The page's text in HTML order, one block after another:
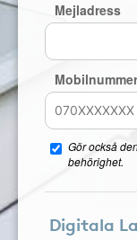
Mejladress
Mobilnummer
Gör också
behörighet.
Digitala